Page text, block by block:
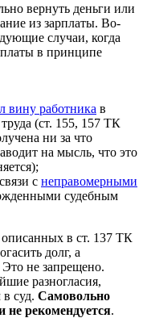
вернуть деньги или
из зарплаты. Во-
случаи, когда
в принципе
вину работника в
(ст. 155, 157 ТК
ни за что
на мысль, что это
c неправомерными
судебным
описанных в ст. 137 ТК
долг, а
Это не запрещено.
разногласия,
суд. Самовольно
не рекомендуется.